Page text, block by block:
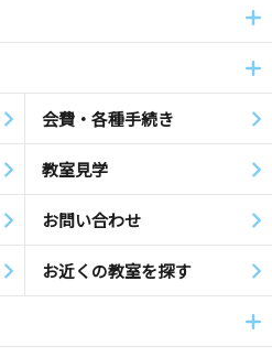
会費・各種手続き
教室見学
お問い合わせ
お近くの教室を探す